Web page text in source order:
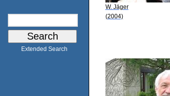
Extended Search
W. Jäger
(2004)